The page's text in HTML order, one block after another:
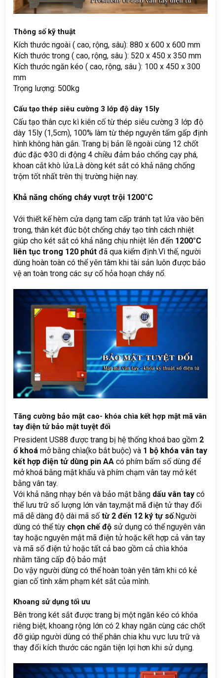
Thông số kỹ thuật
Kích thước ngoài ( cao, rộng, sâu): 880 x 600 x 600 mm
Kích thước trong ( cao, rộng, sâu ): 520 x 450 x 350 mm
Kích thước ngăn kéo ( cao, rộng, sâu ): 100 x 450 x 300
mm
Trọng lượng: 500kg
Cấu tạo thép siêu cường 3 lớp độ dày 15ly
Cấu tạo thân cực kì kiên cố từ thép siêu cường 3 lớp độ
dày 15ly (1,5cm), 100% làm từ thép nguyên tấm gấp định
hình không hàn gắn. Trang bị bản lề ngoài cùng 12 chốt
đúc đặc Φ30 di động 4 chiều đảm bảo chống cạy phá,
khoan cắt khò lửa.Là dòng két sắt có khả năng chống
trộm tốt nhất trên thị trường hiện nay.
Khả năng chống cháy vượt trội 1200°C
Với thiết kế hèm cửa dạng tam cấp tránh tạt lửa vào bên
trong, thân két đúc bột chống cháy tạo tính cách nhiệt
giúp cho két sắt có khả năng chịu nhiệt lên đến 1200°C
liên tục trong 120 phút đã qua kiểm định.Vì thế, người
dùng hoàn toàn có thể yên tâm khi tài sản luôn được bảo
vệ an toàn trong các sự cố hỏa hoạn cháy nổ.
Tăng cường bảo mật cao- khóa chìa kết hợp mật mã vân
tay điện tử bảo mật tuyệt đối
President US88 được trang bị hệ thống khoá bao gồm 2
ổ khoá mở bằng chìa(ko bắt buộc) và 1 bộ khóa vân tay
kết hợp điện tử dùng pin AA có phím bấm số dùng để
mở khoá bằng mật khẩu và phím chạm vân tay mở két
bằng vân tay.
Với khả năng nhạy bén và bảo mật bằng dấu vân tay có
thể lưu trữ số lượng lớn vân tay,mật mã điện tử thay đổi
mã dễ dàng độ dài mã số từ 2 đến 12 ký tự số.Người
dùng có thể tùy chọn chế độ sử dụng có thể nguyên vân
tay hoặc nguyên mật mã điện tử hoặc kết hợp cả vân tay
và mã số điện tử hoặc tất cả bao gồm cả chìa khóa
nhằm tăng cấp độ bảo mật
Do vậy người dùng có thể hoàn toàn yên tâm khi có kẻ
gian cố tình xâm phạm két sắt của mình.
Khoang sử dụng tối ưu
Bên trong két sắt được trang bị một ngăn kéo có khóa
riêng biệt, khoang rộng lớn có 2 khay ngăn cùng các chốt
đỡ giúp người dùng có thể phân chia khu vực lưu trữ và
thay đổi kích thước các ngăn tiện lợi hơn khi sử dụng.